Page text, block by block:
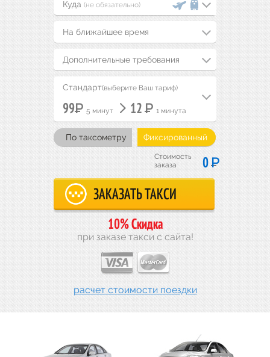
(не обязательно)
На ближайшее время
Дополнительные требования
Стандарт(выберите Ваш тариф)
99Р 5 минут 12 Р 1 минута
По таксометру Фиксированный
Стоимость
заказа
0Р
10% Скидка
при заказе такси с сайта!
расчет стоимости поездки